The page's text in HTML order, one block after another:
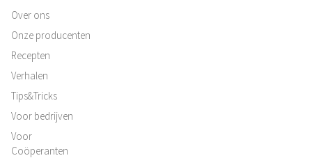
Over ons
Onze producenten
Recepten
Verhalen
Tips&Tricks
Voor bedrijven
Voor
Coöperanten